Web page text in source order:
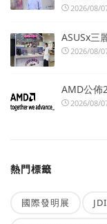
2026/08/
ASUSx三
2026/08/
AMD公佈
2026/08/
熱門標籤
國際發明展